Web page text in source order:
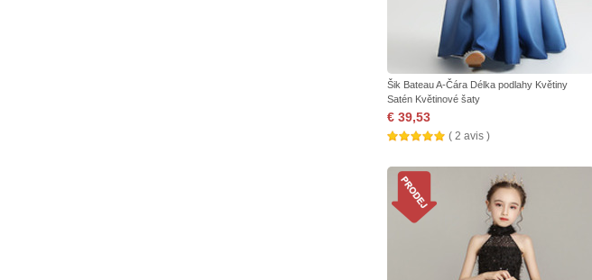
Šik Bateau A-Čára Délka podlahy Květiny
Satén Květinové šaty
€ 39,53
( 2 avis )